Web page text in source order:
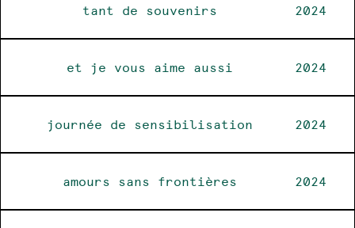
tant de souvenirs 2024
et je vous aime aussi 2024
journée de sensibilisation 2024
amours sans frontières 2024